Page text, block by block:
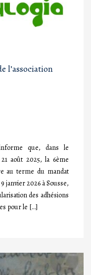
l’association
que, dans le
août 2025, la 6ème
au terme du mandat
janvier 2026 à Sousse,
des adhésions
pour le […]